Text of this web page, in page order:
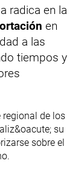
radica en la
en
a las
tiempos y